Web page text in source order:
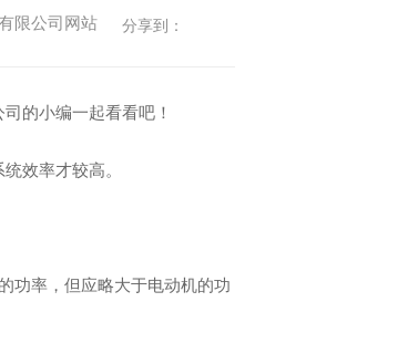
限公司网站
分享到：
的小编一起看看吧！
效率才较高。
功率，但应略大于电动机的功